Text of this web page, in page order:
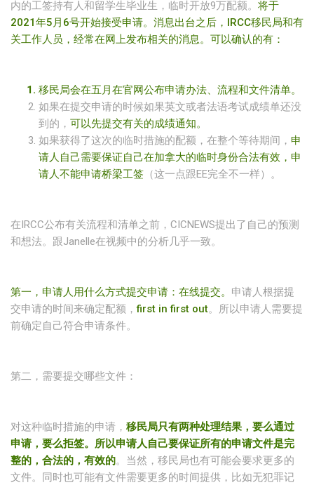
内的工签持有人和留学生毕业生，临时开放9万配额。 将于
2021年5月6号开始接受申请。消息出台之后，IRCC移民局和有
关工作人员，经常在网上发布相关的消息。可以确认的有：
移民局会在五月在官网公布申请办法、流程和文件清单。
如果在提交申请的时候如果英文或者法语考试成绩单还没
到的， 可以先提交有关的成绩通知。
如果获得了这次的临时措施的配额，在整个等待期间， 申
请人自己需要保证自己在加拿大的临时身份合法有效，申
请人不能申请桥梁工签 （这一点跟EE完全不一样）。
在IRCC公布有关流程和清单之前，CICNEWS提出了自己的预测
和想法。跟Janelle在视频中的分析几乎一致。
第一，申请人用什么方式提交申请：在线提交。 申请人根据提
交申请的时间来确定配额，first in first out。所以申请人需要提
前确定自己符合申请条件。
第二，需要提交哪些文件：
对这种临时措施的申请， 移民局只有两种处理结果，要么通过
申请，要么拒签。所以申请人自己要保证所有的申请文件是完
整的，合法的，有效的。当然，移民局也有可能会要求更多的
文件。同时也可能有文件需要更多的时间提供，比如无犯罪记